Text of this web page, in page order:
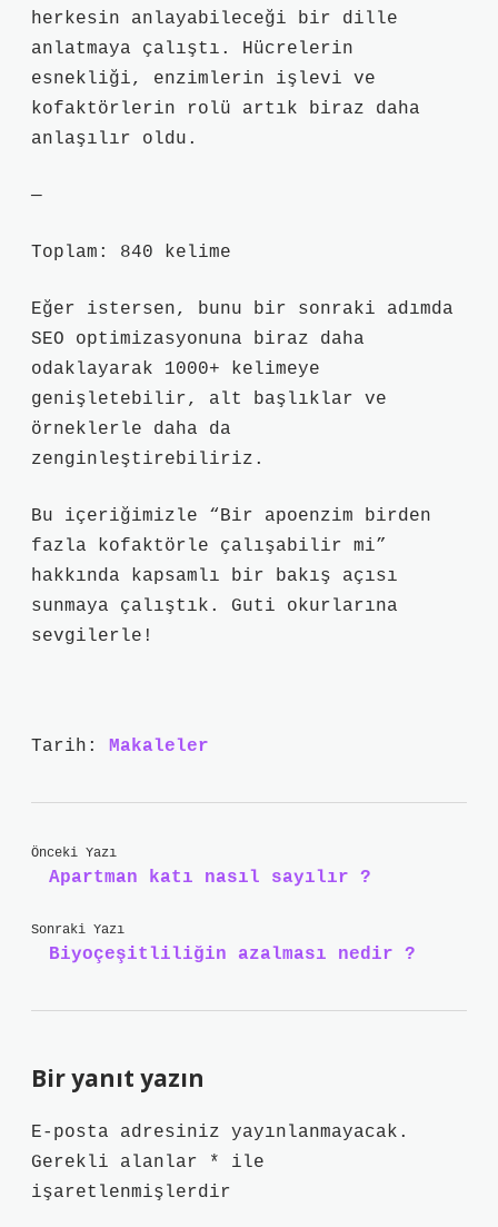
herkesin anlayabileceği bir dille
anlatmaya çalıştı. Hücrelerin
esnekliği, enzimlerin işlevi ve
kofaktörlerin rolü artık biraz daha
anlaşılır oldu.
—
Toplam: 840 kelime
Eğer istersen, bunu bir sonraki adımda
SEO optimizasyonuna biraz daha
odaklayarak 1000+ kelimeye
genişletebilir, alt başlıklar ve
örneklerle daha da
zenginleştirebiliriz.
Bu içeriğimizle “Bir apoenzim birden
fazla kofaktörle çalışabilir mi”
hakkında kapsamlı bir bakış açısı
sunmaya çalıştık. Guti okurlarına
sevgilerle!
Tarih: Makaleler
Önceki Yazı
Apartman katı nasıl sayılır ?
Sonraki Yazı
Biyoçeşitliliğin azalması nedir ?
Bir yanıt yazın
E-posta adresiniz yayınlanmayacak.
Gerekli alanlar
*
ile
işaretlenmişlerdir